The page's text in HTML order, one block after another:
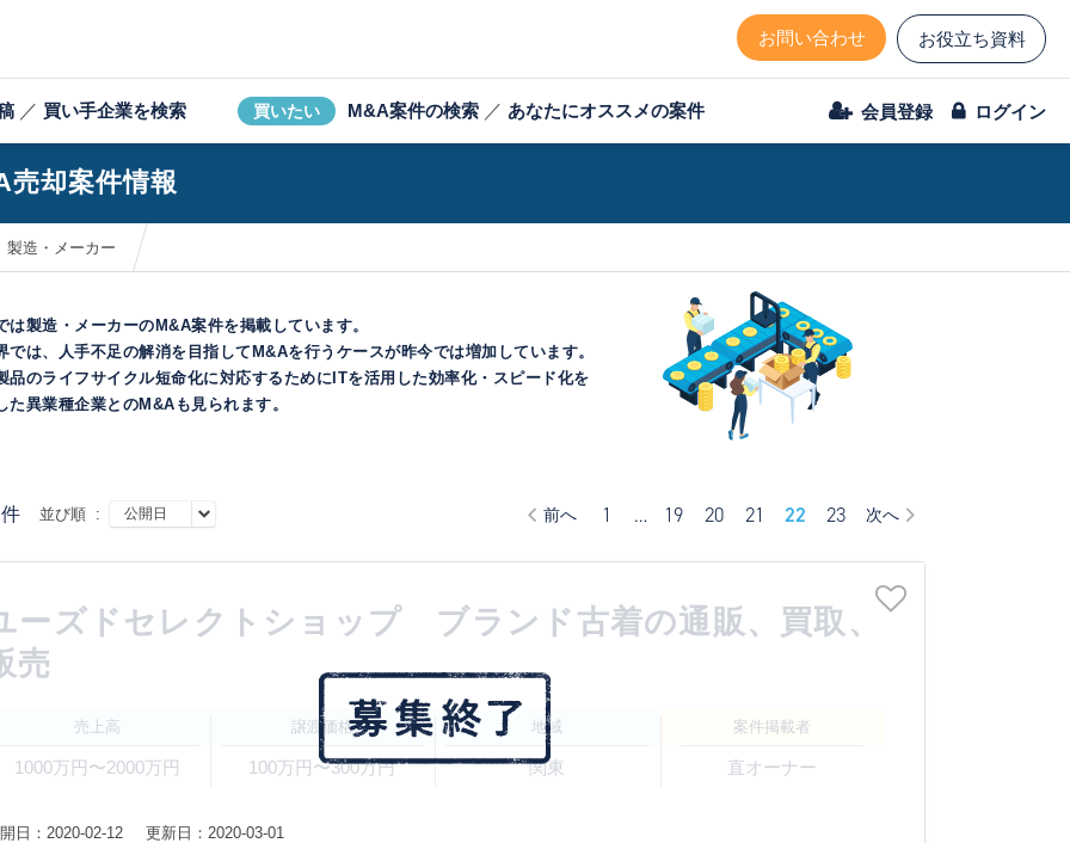
お問い合わせ お役立ち資料
／ 買い手企業を検索 買いたい M&A案件の検索 ／ あなたにオススメの案件 会員登録 ログイン
売却案件情報
製造・メーカー
は製造・メーカーのM&A案件を掲載しています。
では、人手不足の解消を目指してM&Aを行うケースが昨今では増加しています。
品のライフサイクル短命化に対応するためにITを活用した効率化・スピード化を
た異業種企業とのM&Aも見られます。
件 並び順 : 前へ 1 … 19 20 21 22 23 次へ
ーズドセレクトショップ ブランド古着の通販、買取、
売
売上高
1000万円〜2000万円
譲渡価格
100万円〜300万円
地域
関東
案件掲載者
直オーナー
日：2020-02-12 更新日：2020-03-01